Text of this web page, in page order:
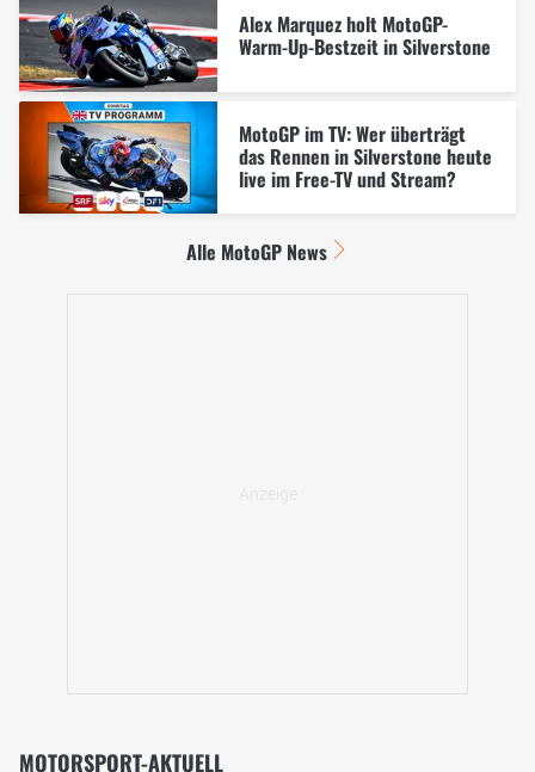
Alex Marquez holt MotoGP-
Warm-Up-Bestzeit in Silverstone
MotoGP im TV: Wer überträgt
das Rennen in Silverstone heute
live im Free-TV und Stream?
Alle MotoGP News
MOTORSPORT-AKTUELL